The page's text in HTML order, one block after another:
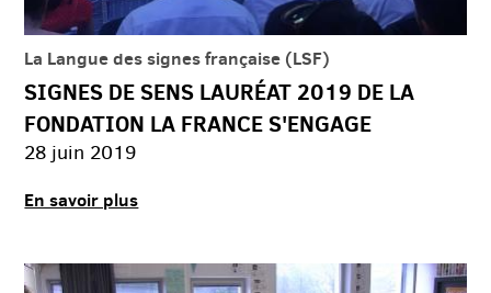
La Langue des signes française (LSF)
SIGNES DE SENS LAURÉAT 2019 DE LA
FONDATION LA FRANCE S'ENGAGE
28 juin 2019
En savoir plus